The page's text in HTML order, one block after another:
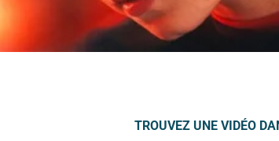
TROUVEZ UNE VIDÉO